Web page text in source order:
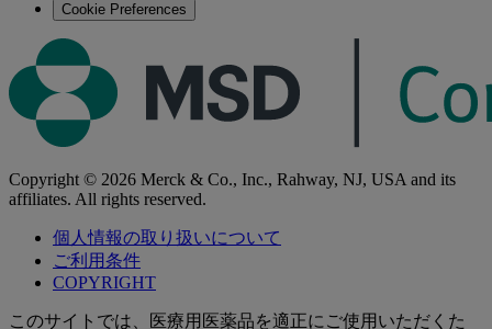
Cookie Preferences
Copyright © 2026 Merck & Co., Inc., Rahway, NJ, USA and its
affiliates. All rights reserved.
個人情報の取り扱いについて
ご利用条件
COPYRIGHT
このサイトでは、医療用医薬品を適正にご使用いただくた